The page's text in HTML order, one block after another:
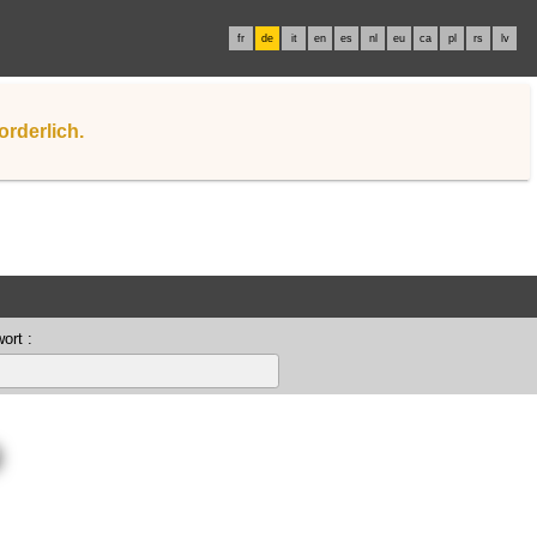
fr de it en es nl eu ca pl rs lv
: